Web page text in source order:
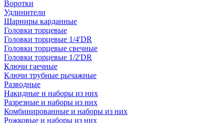
Воротки
Удлинители
Шарниры карданные
Головки торцевые
Головки торцевые 1/4'DR
Головки торцевые свечные
Головки торцевые 1/2'DR
Ключи гаечные
Ключи трубные рычажные
Разводные
Накидные и наборы из них
Разрезные и наборы из них
Комбинированные и наборы из них
Рожковые и наборы из них